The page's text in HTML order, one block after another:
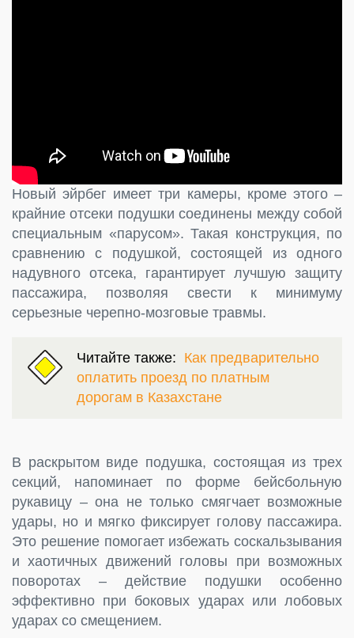
Новый эйрбег имеет три камеры, кроме этого –
крайние отсеки подушки соединены между собой
специальным «парусом». Такая конструкция, по
сравнению с подушкой, состоящей из одного
надувного отсека, гарантирует лучшую защиту
пассажира, позволяя свести к минимуму
серьезные черепно-мозговые травмы.
Читайте также: Как предварительно
оплатить проезд по платным
дорогам в Казахстане
В раскрытом виде подушка, состоящая из трех
секций, напоминает по форме бейсбольную
рукавицу – она не только смягчает возможные
удары, но и мягко фиксирует голову пассажира.
Это решение помогает избежать соскальзывания
и хаотичных движений головы при возможных
поворотах – действие подушки особенно
эффективно при боковых ударах или лобовых
ударах со смещением.